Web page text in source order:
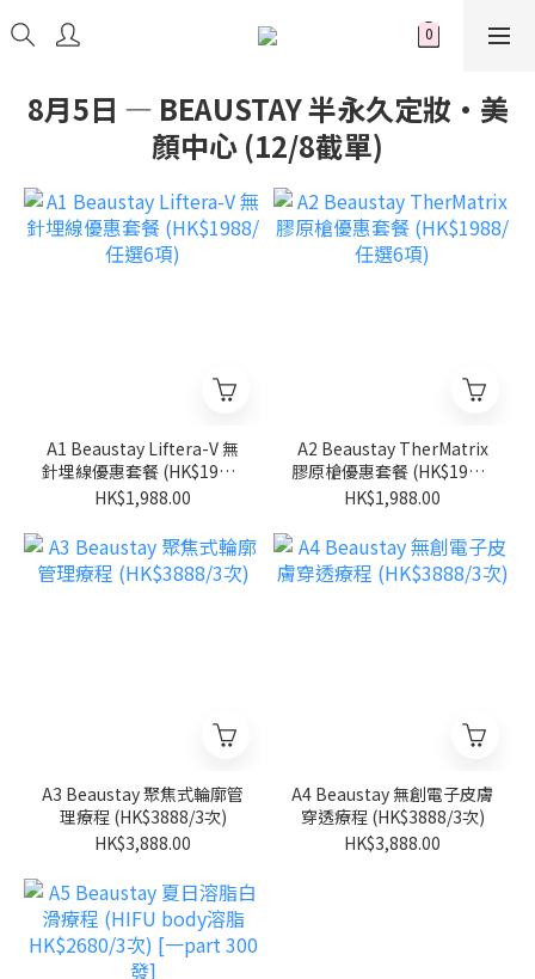
8月5日 — BEAUSTAY 半永久定妝·美
顏中心 (12/8截單)
A1 Beaustay Liftera-V 無
針埋線優惠套餐 (HK$1988/
任選6項)
HK$1,988.00
A2 Beaustay TherMatrix
膠原槍優惠套餐 (HK$1988/
任選6項)
HK$1,988.00
A3 Beaustay 聚焦式輪廓管
理療程 (HK$3888/3次)
HK$3,888.00
A4 Beaustay 無創電子皮膚
穿透療程 (HK$3888/3次)
HK$3,888.00